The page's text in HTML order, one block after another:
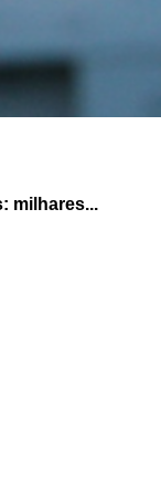
milhares...